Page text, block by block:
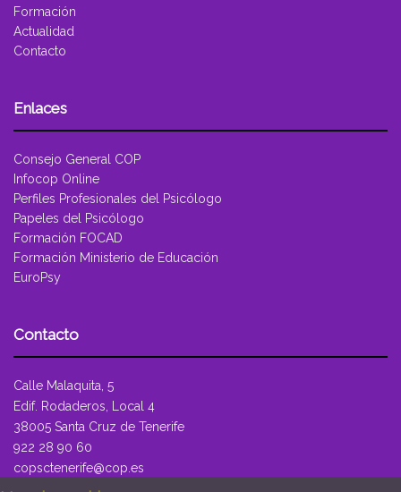
Formación
Actualidad
Contacto
Enlaces
Consejo General COP
Infocop Online
Perfiles Profesionales del Psicólogo
Papeles del Psicólogo
Formación FOCAD
Formación Ministerio de Educación
EuroPsy
Contacto
Calle Malaquita, 5
Edif. Rodaderos, Local 4
38005 Santa Cruz de Tenerife
922 28 90 60
copsctenerife@cop.es